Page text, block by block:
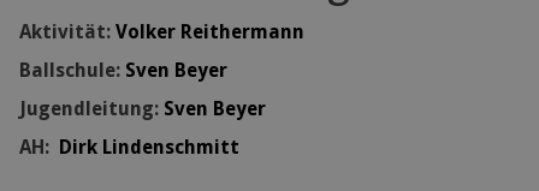
Aktivität:Volker Reithermann
Ballschule: Sven Beyer
Jugendleitung: Sven Beyer
AH: Dirk Lindenschmitt